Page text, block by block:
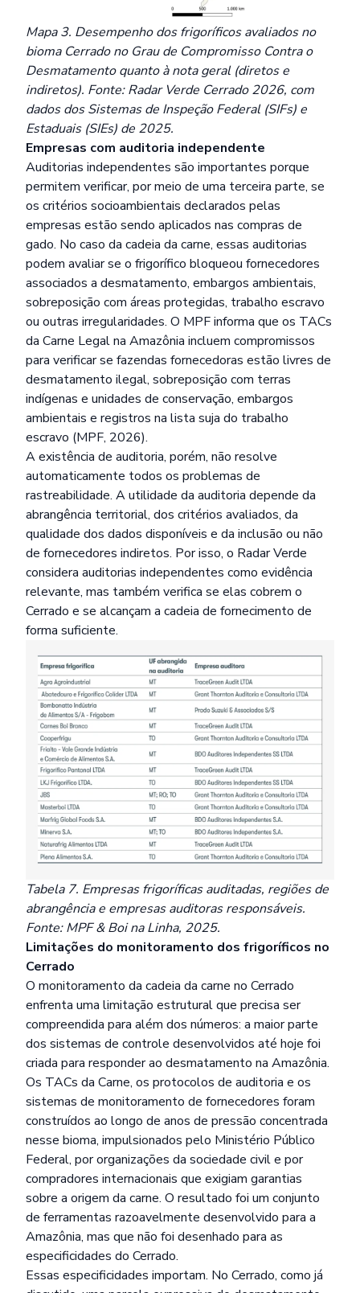
Mapa 3. Desempenho dos frigoríficos avaliados no
bioma Cerrado no Grau de Compromisso Contra o
Desmatamento quanto à nota geral (diretos e
indiretos). Fonte: Radar Verde Cerrado 2026, com
dados dos Sistemas de Inspeção Federal (SIFs) e
Estaduais (SIEs) de 2025.
Empresas com auditoria independente
Auditorias independentes são importantes porque
permitem verificar, por meio de uma terceira parte, se
os critérios socioambientais declarados pelas
empresas estão sendo aplicados nas compras de
gado. No caso da cadeia da carne, essas auditorias
podem avaliar se o frigorífico bloqueou fornecedores
associados a desmatamento, embargos ambientais,
sobreposição com áreas protegidas, trabalho escravo
ou outras irregularidades. O MPF informa que os TACs
da Carne Legal na Amazônia incluem compromissos
para verificar se fazendas fornecedoras estão livres de
desmatamento ilegal, sobreposição com terras
indígenas e unidades de conservação, embargos
ambientais e registros na lista suja do trabalho
escravo (MPF, 2026).
A existência de auditoria, porém, não resolve
automaticamente todos os problemas de
rastreabilidade. A utilidade da auditoria depende da
abrangência territorial, dos critérios avaliados, da
qualidade dos dados disponíveis e da inclusão ou não
de fornecedores indiretos. Por isso, o Radar Verde
considera auditorias independentes como evidência
relevante, mas também verifica se elas cobrem o
Cerrado e se alcançam a cadeia de fornecimento de
forma suficiente.
Tabela 7. Empresas frigoríficas auditadas, regiões de
abrangência e empresas auditoras responsáveis.
Fonte: MPF & Boi na Linha, 2025.
Limitações do monitoramento dos frigoríficos no
Cerrado
O monitoramento da cadeia da carne no Cerrado
enfrenta uma limitação estrutural que precisa ser
compreendida para além dos números: a maior parte
dos sistemas de controle desenvolvidos até hoje foi
criada para responder ao desmatamento na Amazônia.
Os TACs da Carne, os protocolos de auditoria e os
sistemas de monitoramento de fornecedores foram
construídos ao longo de anos de pressão concentrada
nesse bioma, impulsionados pelo Ministério Público
Federal, por organizações da sociedade civil e por
compradores internacionais que exigiam garantias
sobre a origem da carne. O resultado foi um conjunto
de ferramentas razoavelmente desenvolvido para a
Amazônia, mas que não foi desenhado para as
especificidades do Cerrado.
Essas especificidades importam. No Cerrado, como já